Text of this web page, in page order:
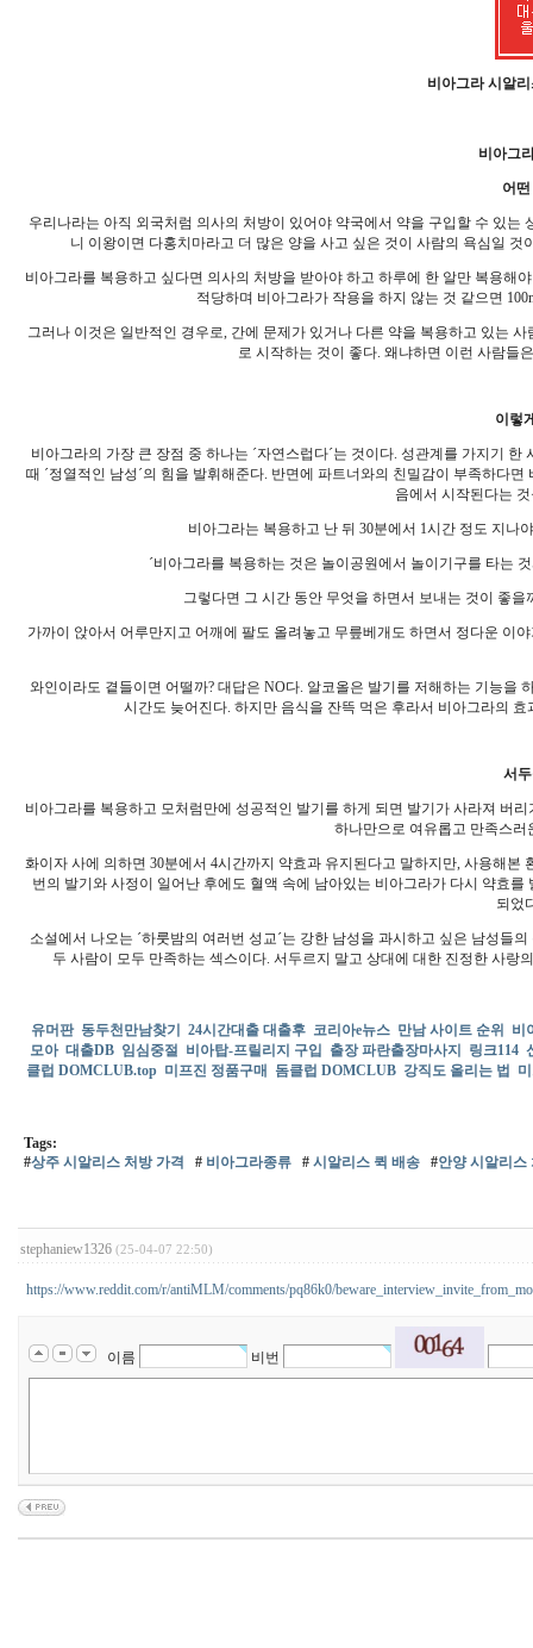
비아그라 시알리
비아그
어
우리나라는 아직 외국처럼 의사의 처방이 있어야 약국에서 약을 구입할 수 있
니 이왕이면 다홍치마라고 더 많은 양을 사고 싶은 것이 사람의 욕심일
비아그라를 복용하고 싶다면 의사의 처방을 받아야 하고 하루에 한 알만 복용해
적당하며 비아그라가 작용을 하지 않는 것 같으면
그러나 이것은 일반적인 경우로, 간에 문제가 있거나 다른 약을 복용하고 있는
로 시작하는 것이 좋다. 왜냐하면 이런 사람들
이렇
비아그라의 가장 큰 장점 중 하나는 ´자연스럽다´는 것이다. 성관계를 가지기
때 ´정열적인 남성´의 힘을 발휘해준다. 반면에 파트너와의 친밀감이 부족하다
음에서 시작된다는
비아그라는 복용하고 난 뒤 30분에서 1시간 정도 지나
´비아그라를 복용하는 것은 놀이공원에서 놀이기구를 타는
그렇다면 그 시간 동안 무엇을 하면서 보내는 것이 좋
가까이 앉아서 어루만지고 어깨에 팔도 올려놓고 무릎베개도 하면서 정다운 이
와인이라도 곁들이면 어떨까? 대답은 NO다. 알코올은 발기를 저해하는 기능을
시간도 늦어진다. 하지만 음식을 잔뜩 먹은 후라서 비아그라의
서
비아그라를 복용하고 모처럼만에 성공적인 발기를 하게 되면 발기가 사라져 버
하나만으로 여유롭고 만족스러
화이자 사에 의하면 30분에서 4시간까지 약효과 유지된다고 말하지만, 사용해
번의 발기와 사정이 일어난 후에도 혈액 속에 남아있는 비아그라가 다시 약효
되었
소설에서 나오는 ´하룻밤의 여러번 성교´는 강한 남성을 과시하고 싶은 남성들
두 사람이 모두 만족하는 섹스이다. 서두르지 말고 상대에 대한 진정한 사
유머판 동두천만남찾기 24시간대출 대출후 코리아e뉴스 만남 사이트 순위
비
모아 대출DB 임심중절 비아탑-프릴리지 구입 출장 파란출장마사지 링크114
클럽 DOMCLUB.top 미프진 정품구매 돔클럽 DOMCLUB 강직도 올리는 법
Tags:
#상주 시알리스 처방 가격 # 비아그라종류 # 시알리스 퀵 배송 #안양 시알리스
stephaniew1326 (25-04-07 22:50)
https://www.reddit.com/r/antiMLM/comments/pq86k0/
이름 비번